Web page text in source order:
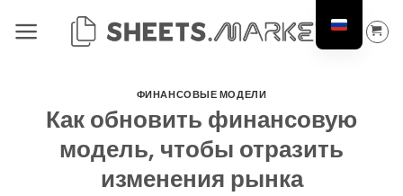
ФИНАНСОВЫЕ МОДЕЛИ
Как обновить финансовую
модель, чтобы отразить
изменения рынка